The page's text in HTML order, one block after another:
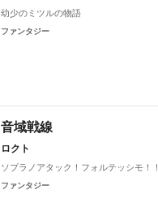
幼少のミツルの物語
ファンタジー
音域戦線
ロクト
ソプラノアタック！フォルテッシモ！！
ファンタジー